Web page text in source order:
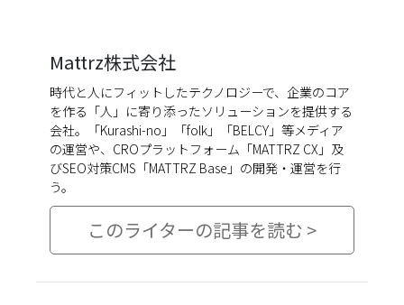
Mattrz株式会社
時代と人にフィットしたテクノロジーで、企業のコア
を作る「人」に寄り添ったソリューションを提供する
会社。「Kurashi-no」「folk」「BELCY」等メディア
の運営や、CROプラットフォーム「MATTRZ CX」及
びSEO対策CMS「MATTRZ Base」の開発・運営を行
う。
このライターの記事を読む >